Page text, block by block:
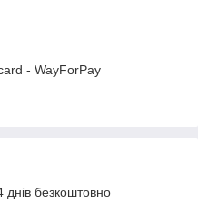
- WayForPay
безкоштовно